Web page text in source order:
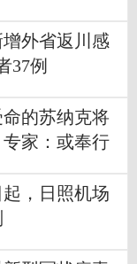
外省返川感
37例
的苏纳克将
家：或奉行
，日照机场